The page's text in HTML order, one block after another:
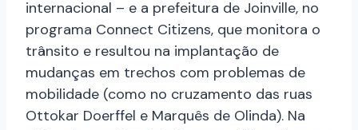
internacional – e a prefeitura de Joinville, no
programa Connect Citizens, que monitora o
trânsito e resultou na implantação de
mudanças em trechos com problemas de
mobilidade (como no cruzamento das ruas
Ottokar Doerffel e Marquês de Olinda). Na